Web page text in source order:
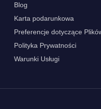
Blog
Karta podarunkowa
Preferencje dotyczące
Polityka Prywatności
Warunki Usługi